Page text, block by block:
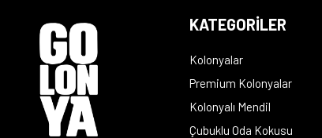
KATEGORİLER
Kolonyalar
Premium Kolonyalar
Kolonyalı Mendil
Çubuklu Oda Kokusu